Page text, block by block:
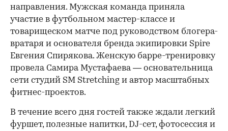
направления. Мужская команда приняла
участие в футбольном мастер-классе и
товарищеском матче под руководством блогера-
вратаря и основателя бренда экипировки Spire
Евгения Спирякова. Женскую барре-тренировку
провела Самира Мустафаева — основательница
сети студий SM Stretching и автор масштабных
фитнес-проектов.
В течение всего дня гостей также ждали легкий
фуршет, полезные напитки, DJ-сет, фотосессия и